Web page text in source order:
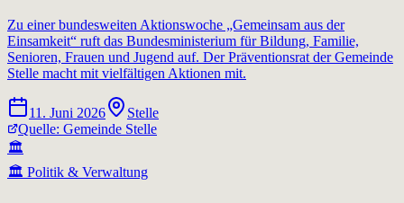
Zu einer bundesweiten Aktionswoche „Gemeinsam aus der
Einsamkeit“ ruft das Bundesministerium für Bildung, Familie,
Senioren, Frauen und Jugend auf. Der Präventionsrat der Gemeinde
Stelle macht mit vielfältigen Aktionen mit.
11. Juni 2026
Stelle
Quelle: Gemeinde Stelle
🏛️
🏛️ Politik & Verwaltung